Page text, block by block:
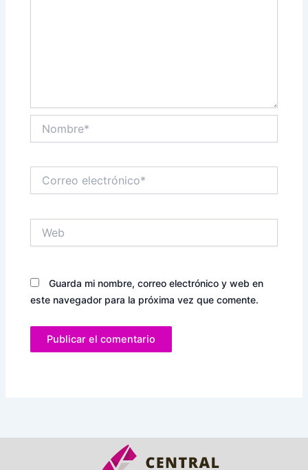
electrónico*
Guarda mi nombre, correo electrónico y web en
este navegador para la próxima vez que comente.